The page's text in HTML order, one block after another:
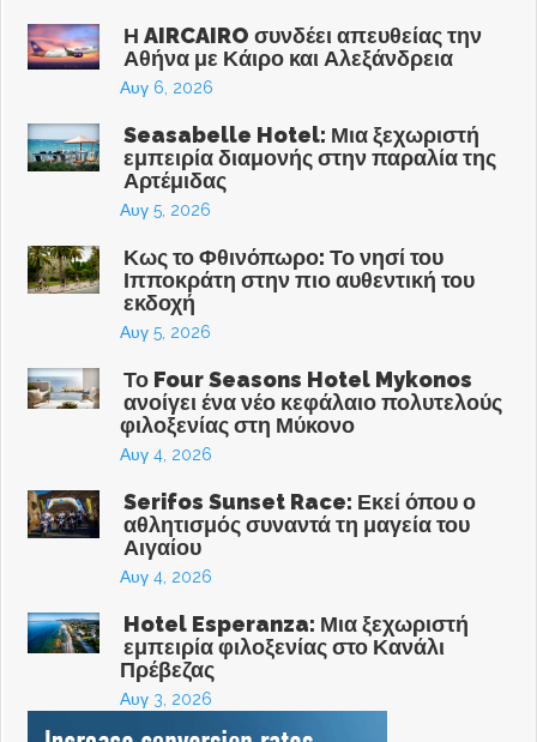
Η AIRCAIRO συνδέει απευθείας την
Αθήνα με Κάιρο και Αλεξάνδρεια
Αυγ 6, 2026
Seasabelle Hotel: Μια ξεχωριστή
εμπειρία διαμονής στην παραλία της
Αρτέμιδας
Αυγ 5, 2026
Κως το Φθινόπωρο: Το νησί του
Ιπποκράτη στην πιο αυθεντική του
εκδοχή
Αυγ 5, 2026
Το Four Seasons Hotel Mykonos
ανοίγει ένα νέο κεφάλαιο πολυτελούς
φιλοξενίας στη Μύκονο
Αυγ 4, 2026
Serifos Sunset Race: Εκεί όπου ο
αθλητισμός συναντά τη μαγεία του
Αιγαίου
Αυγ 4, 2026
Hotel Esperanza: Μια ξεχωριστή
εμπειρία φιλοξενίας στο Κανάλι
Πρέβεζας
Αυγ 3, 2026